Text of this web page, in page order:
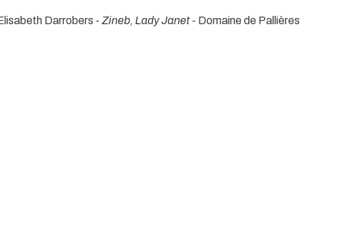
Darrobers - Zineb, Lady Janet - Domaine de Pallières